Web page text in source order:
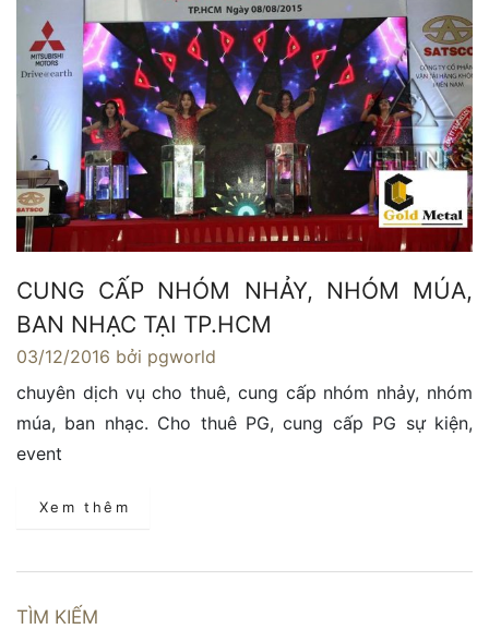
CUNG CẤP NHÓM NHẢY, NHÓM MÚA,
BAN NHẠC TẠI TP.HCM
03/12/2016 bởi pgworld
chuyên dịch vụ cho thuê, cung cấp nhóm nhảy, nhóm
múa, ban nhạc. Cho thuê PG, cung cấp PG sự kiện,
event
Xem thêm
TÌM KIẾM